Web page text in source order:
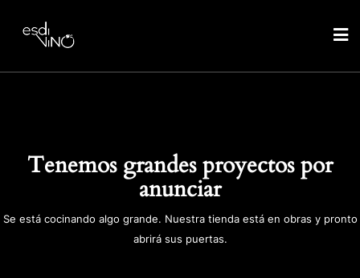
Tenemos grandes proyectos por
anunciar
Se está cocinando algo grande. Nuestra tienda está en obras y pronto
abrirá sus puertas.